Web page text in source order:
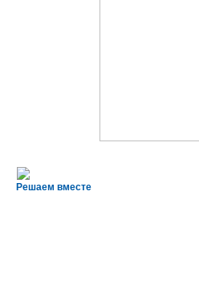
Решаем вместе